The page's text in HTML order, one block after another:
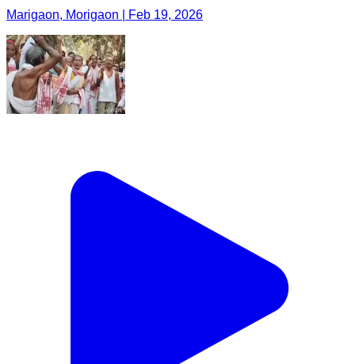
Marigaon, Morigaon | Feb 19, 2026